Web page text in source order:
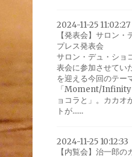
2024-11-25 11:02:27
【発表会】サロン
プレス発表会
サロン・デュ・ショ
表会に参加させてい
を迎える今回のテー
「Moment/Infinity
ョコラと」。カカオ
トが......
2024-11-25 10:12:33
【内覧会】治一郎